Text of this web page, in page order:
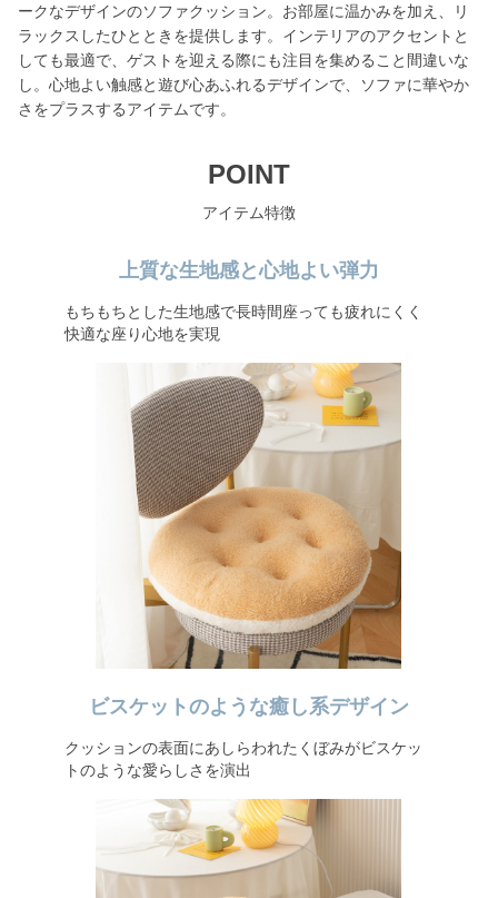
ークなデザインのソファクッション。お部屋に温かみを加え、リ
ラックスしたひとときを提供します。インテリアのアクセントと
しても最適で、ゲストを迎える際にも注目を集めること間違いな
し。心地よい触感と遊び心あふれるデザインで、ソファに華やか
さをプラスするアイテムです。
POINT
アイテム特徴
上質な生地感と心地よい弾力
もちもちとした生地感で長時間座っても疲れにくく
快適な座り心地を実現
ビスケットのような癒し系デザイン
クッションの表面にあしらわれたくぼみがビスケッ
トのような愛らしさを演出